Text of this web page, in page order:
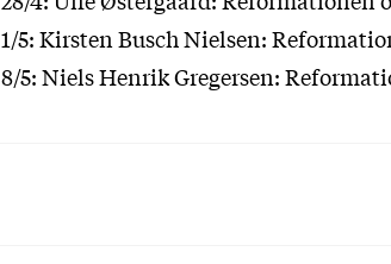
1/5: Kirsten Busch Nielsen:
8/5: Niels Henrik Gregersen: